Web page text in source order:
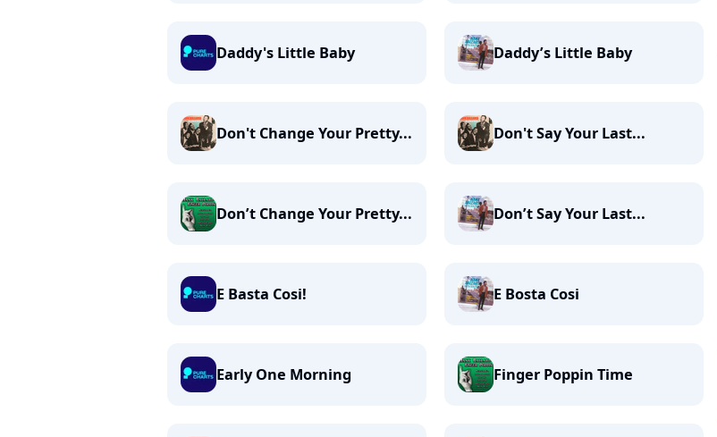
Daddy's Little Baby Daddy’s Little Baby
Don't Change Your Pretty... Don't Say Your Last...
Don’t Change Your Pretty... Don’t Say Your Last...
E Basta Cosi! E Bosta Cosi
Early One Morning Finger Poppin Time